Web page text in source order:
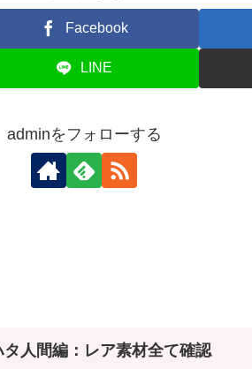
Facebook
LINE
adminをフォローする
人間編：レア素材全て確認